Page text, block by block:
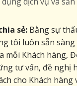
sẻ: Bằng sự
tôi luôn sẵn
mỗi Khách hàng,
tư vấn, đề nghị
cho Khách hàng